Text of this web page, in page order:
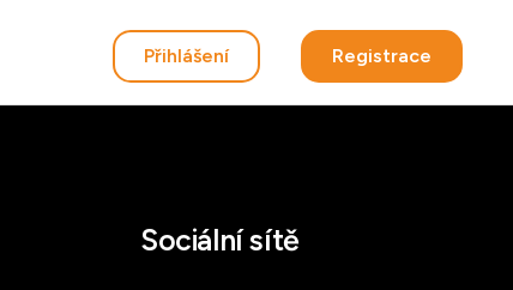
Přihlášení Registrace
Sociální sítě